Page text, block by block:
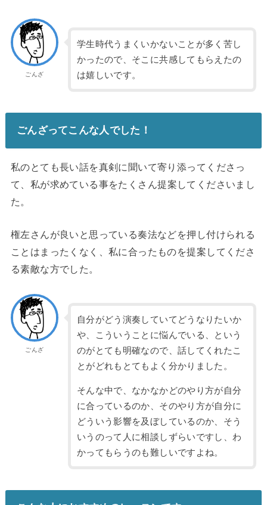
ごんざ
学生時代うまくいかないことが多く苦し
かったので、そこに共感してもらえたの
は嬉しいです。
ごんざってこんな人でした！
私のとても長い話を真剣に聞いて寄り添ってくださっ
て、私が求めて いる事をたくさん提案してくださいまし
た。
権左さんが良いと思っている奏法などを押し付けられる
ことはまったくな く、私に合ったものを提案してくださ
る素敵な方でした。
ごんざ
自分がどう演奏していてどうなりたいか
や、こういうことに悩んでいる、という
のがとても明確なので、話してくれたこ
とがどれもとてもよく分かりました。
そんな中で、なかなかどのやり方が自分
に合っているのか、そのやり方が自分に
どういう影響を及ぼしているのか、そう
いうのって人に相談しずらいですし、わ
かってもらうのも難しいですよね。